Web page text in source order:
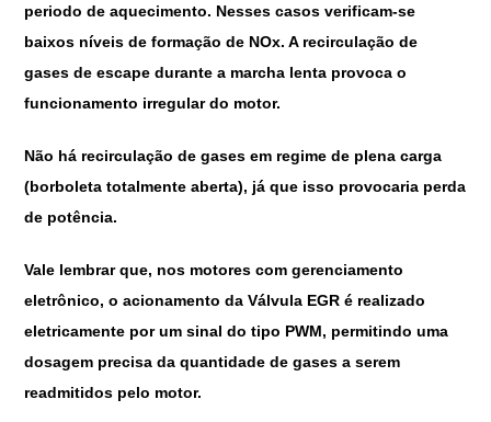
periodo de aquecimento. Nesses casos verificam-se
baixos níveis de formação de NOx. A recirculação de
gases de escape durante a marcha lenta provoca o
funcionamento irregular do motor.
Não há recirculação de gases em regime de plena carga
(borboleta totalmente aberta), já que isso provocaria perda
de potência.
Vale lembrar que, nos motores com gerenciamento
eletrônico, o acionamento da Válvula EGR é realizado
eletricamente por um sinal do tipo PWM, permitindo uma
dosagem precisa da quantidade de gases a serem
readmitidos pelo motor.